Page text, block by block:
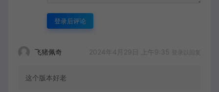
登录后评论
飞猪佩奇 2024年4月29日 上午9:35
这个版本好老